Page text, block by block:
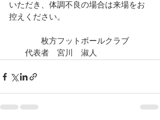
いただき、体調不良の場合は来場をお
控えください。
枚方フットボールクラブ
代表者　宮川　淑人